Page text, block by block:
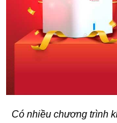
Có nhiều chương trình